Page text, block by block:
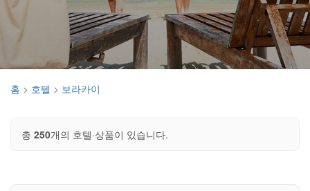
홈 > 호텔 > 보라카이
총 250개의 호텔·상품이 있습니다.